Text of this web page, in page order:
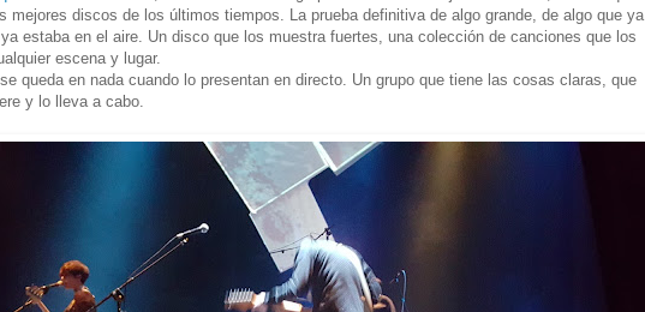
mejores discos de los últimos tiempos. La prueba definitiva de algo grande, de algo que ya
estaba en el aire. Un disco que los muestra fuertes, una colección de canciones que los
escena y lugar.
queda en nada cuando lo presentan en directo. Un grupo que tiene las cosas claras, que
y lo lleva a cabo.